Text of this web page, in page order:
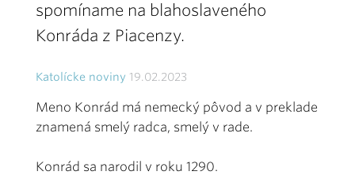
spomíname na blahoslaveného
Konráda z Piacenzy.
Katolícke noviny 19.02.2023
Meno Konrád má nemecký pôvod a v preklade
znamená smelý radca, smelý v rade.
Konrád sa narodil v roku 1290.